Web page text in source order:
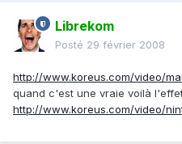
Librekom
Posté 29 février 2008
http://www.koreus.com/video/
quand c'est une vraie voilà
http://www.koreus.com/video/